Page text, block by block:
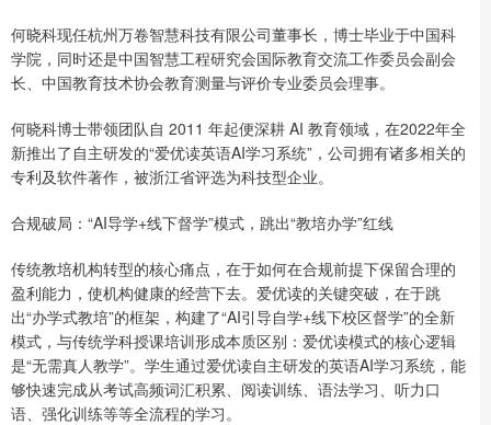
何晓科现任杭州万卷智慧科技有限公司董事长，博士毕业于中国科
学院，同时还是中国智慧工程研究会国际教育交流工作委员会副会
长、中国教育技术协会教育测量与评价专业委员会理事。
何晓科博士带领团队自 2011 年起便深耕 AI 教育领域，在2022年全
新推出了自主研发的“爱优读英语AI学习系统”，公司拥有诸多相关的
专利及软件著作，被浙江省评选为科技型企业。
合规破局：“AI导学+线下督学”模式，跳出“教培办学”红线
传统教培机构转型的核心痛点，在于如何在合规前提下保留合理的
盈利能力，使机构健康的经营下去。爱优读的关键突破，在于跳
出“办学式教培”的框架，构建了“AI引导自学+线下校区督学”的全新
模式，与传统学科授课培训形成本质区别：爱优读模式的核心逻辑
是“无需真人教学”。学生通过爱优读自主研发的英语AI学习系统，能
够快速完成从考试高频词汇积累、阅读训练、语法学习、听力口
语、强化训练等等全流程的学习。